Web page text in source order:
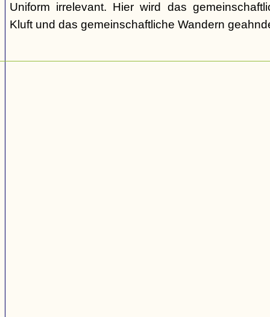
Uniform irrelevant. Hier wird das
Kluft und das gemeinschaftliche Wandern